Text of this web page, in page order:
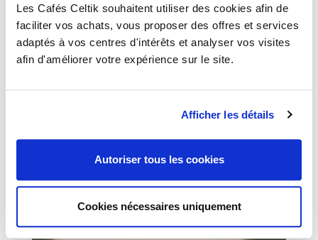
Les Cafés Celtik souhaitent utiliser des cookies afin de
faciliter vos achats, vous proposer des offres et services
adaptés à vos centres d'intérêts et analyser vos visites
afin d'améliorer votre expérience sur le site.
Afficher les détails
Autoriser tous les cookies
Cookies nécessaires uniquement
l'application (idéal pour retrouver la
recette d'un torréfacteur pour son
propre café !)
- Aussi bien adaptée à un usage
Hybride: prepare du café filtre et du
cold brew